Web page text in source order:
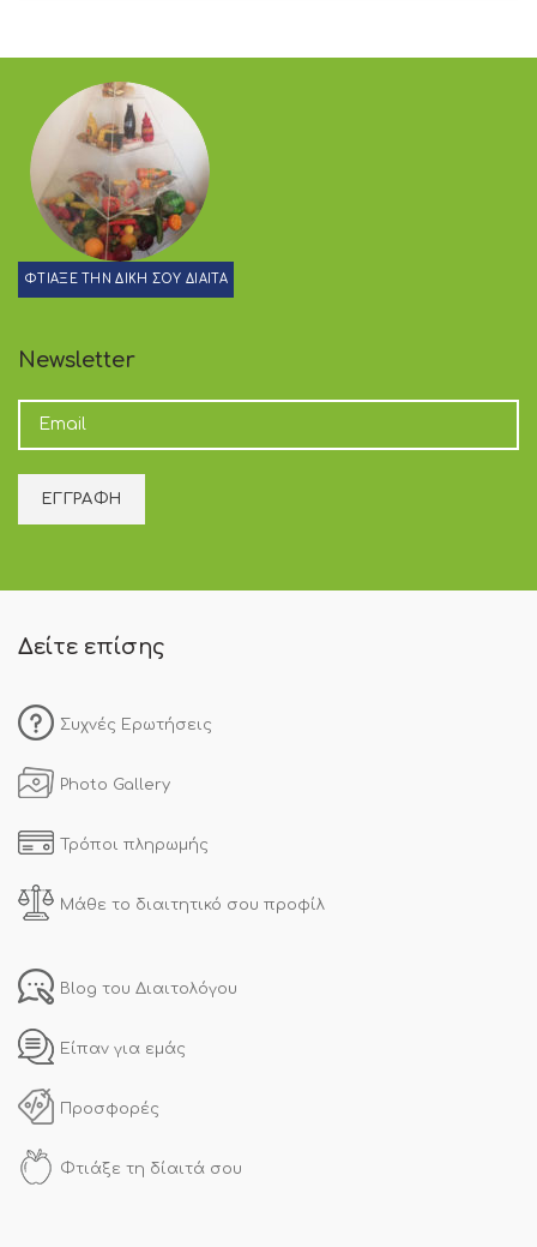
ΦΤΙΑΞΕ ΤΗΝ ΔΙΚΗ ΣΟΥ ΔΙΑΙΤΑ
Newsletter
Δείτε επίσης
Συχνές Ερωτήσεις
Photo Gallery
Τρόποι πληρωμής
Μάθε το διαιτητικό σου προφίλ
Blog του Διαιτολόγου
Είπαν για εμάς
Προσφορές
Φτιάξε τη δίαιτά σου